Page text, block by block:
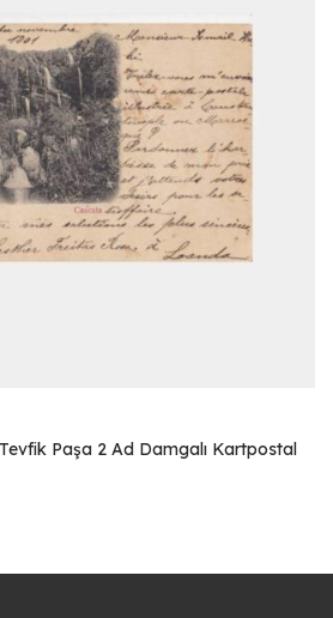
Paşa 2 Ad Damgalı Kartpostal